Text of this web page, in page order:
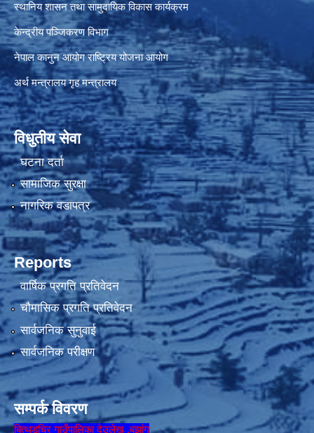
स्थानिय शासन तथा सामुदायिक विकास कार्यक्रम
केन्द्रीय पञ्जिकरण विभाग
नेपाल कानुन आयोग राष्ट्रिय योजना आयोग
अर्थ मन्त्रालय गृह मन्त्रालय
विधुतीय सेवा
घटना दर्ता
सामाजिक सुरक्षा
नागरिक वडापत्र
Reports
वार्षिक प्रगति प्रतिवेदन
चौमासिक प्रगति प्रतिवेदन
सार्वजनिक सुनुवाई
सार्वजनिक परीक्षण
सम्पर्क विवरण
बित्थडचिर गाउँपालिका देउलेख ,बझांग